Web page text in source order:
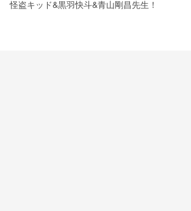
怪盗キッド&黒羽快斗&青山剛昌先生！